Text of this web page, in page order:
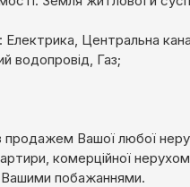
Електрика, Центральна
водопровід, Газ;
Вашої любої
комерційної
побажаннями.